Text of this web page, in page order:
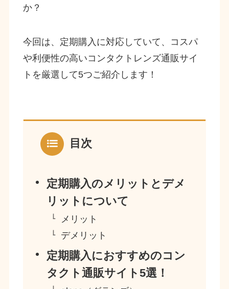
か？
今回は、定期購入に対応していて、コスパ
や利便性の高いコンタクトレンズ通販サイ
トを厳選して5つご紹介します！
目次
定期購入のメリットとデメ
リットについて
メリット
デメリット
定期購入におすすめのコン
タクト通販サイト5選！